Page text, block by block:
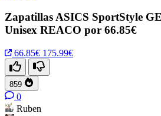
Zapatillas ASICS SportStyle
Unisex REACO por 66.85€
66.85€ 175.99€
859
0
Ruben